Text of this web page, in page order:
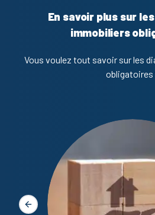
En savoir plus sur
immobiliers
Vous voulez tout savoir sur les
obligatoires
Slide précédente